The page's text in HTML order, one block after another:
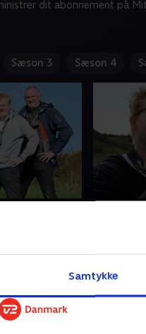
Samtykke
dit abonnement på
Sæson 3 Sæson 4
truede
Klein og
mod de
Knudsen.
vilde natur,
pres, skal de
danske
tre
17. juli